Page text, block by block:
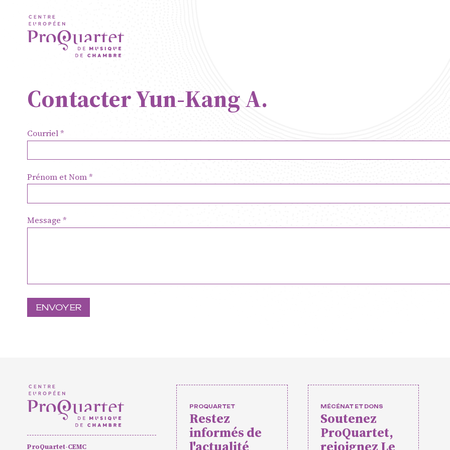
Contacter Yun-Kang A.
Courriel
Prénom et Nom
Message
ProQuartet-CEMC
PROQUARTET
Restez
informés de
l'actualité
MÉCÉNAT ET DONS
Soutenez
ProQuartet,
rejoignez Le
ProQuartet - Centre
de Musique de Chambre
Résidence jeunes
Projets européens
Pratiques amateurs
Actualités Soutenir ProQuartet Vidéos des masterclasses